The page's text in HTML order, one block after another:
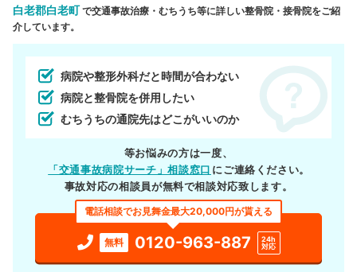
白老郡白老町で交通事故治療・むちうち等に詳しい整骨院・接骨院をご紹
介しています。
病院や整形外科だと時間が合わない
病院と整骨院を併用したい
むちうちの通院先はどこがいいのか
等お悩みの方は一度、
「交通事故病院サーチ」相談窓口 にご連絡ください。
事故対応の相談員が無料で相談対応致します。
電話相談でお見舞金最大20,000円が貰える
無料 0120-963-887
24h
対応